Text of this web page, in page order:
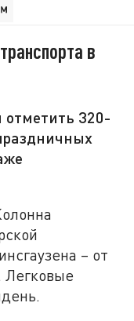
в
отметить 320-
– от
Легковые